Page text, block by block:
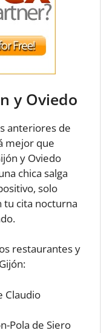
y Oviedo
anteriores de
mejor que
y Oviedo
chica salga
solo
cita nocturna
restaurantes y
Claudio
Pola de Siero